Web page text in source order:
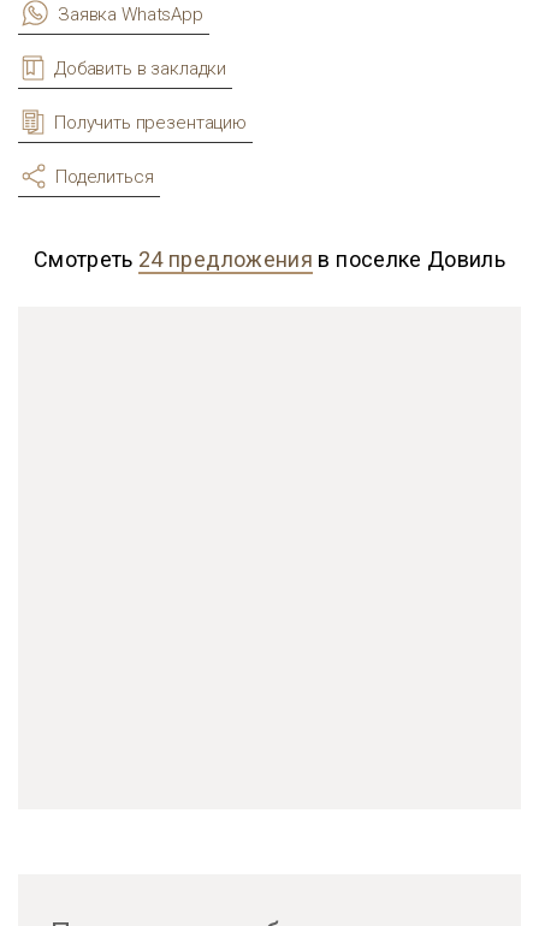
Заявка WhatsApp
Добавить в закладки
Получить презентацию
Поделиться
Смотреть 24 предложения в поселке Довиль